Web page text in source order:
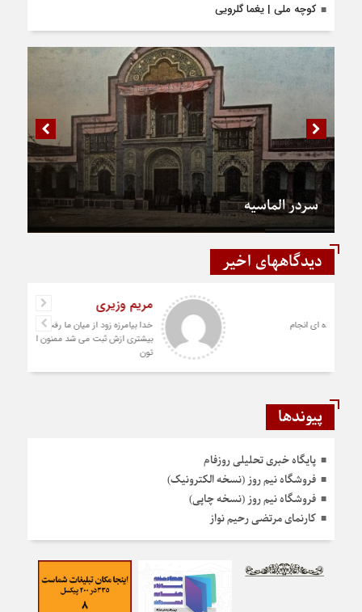
کوچه ملی | یغما گلرویی
سردر الماسیه
دیدگاههای اخیر
دست شما درد نکنه عجب کار ارزنده ای انجام
دادید نمونه نداره و نخواهد داشت
پیوندها
پایگاه خبری تحلیلی روزفام
فروشگاه نیم روز (نسخه الکترونیک)
فروشگاه نیم روز (نسخه چاپی)
کارنمای مرتضی رحیم نواز